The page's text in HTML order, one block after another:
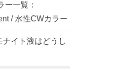
ー一覧：
/ 水性CWカラー
イト液はどうし